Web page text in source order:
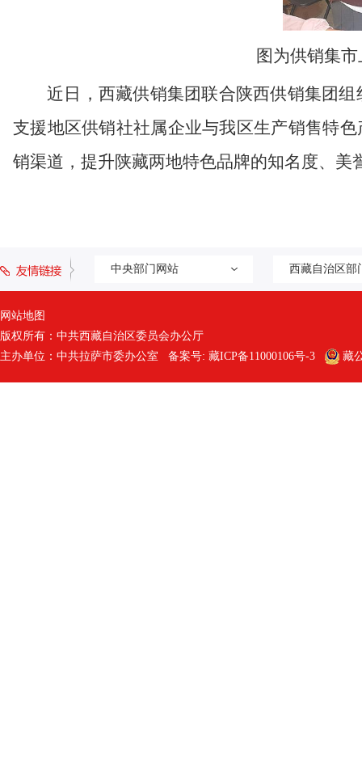
图为供销集
近日，西藏供销集团联合陕西供销集团
支援地区供销社社属企业与我区生产销售特
销渠道，提升陕藏两地特色品牌的知名度、美
中央部门网站 西藏自治区部
网站地图
版权所有：中共西藏自治区委员会办公厅
主办单位：中共拉萨市委办公室 备案号: 藏ICP备11000106号-3 藏